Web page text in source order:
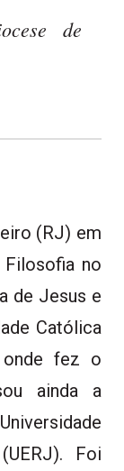
de
(RJ) em
no
de Jesus e
Católica
onde fez o
ainda a
Foi